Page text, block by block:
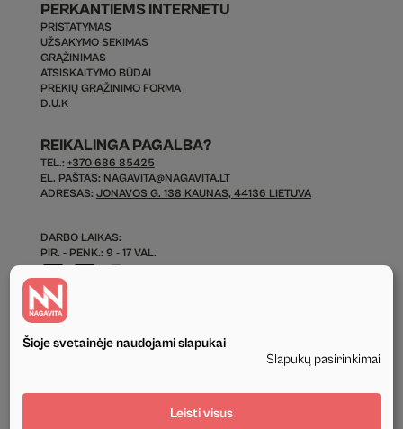
PERKANTIEMS INTERNETU
PRISTATYMAS
UŽSAKYMO SEKIMAS
GRĄŽINIMAS
ATSISKAITYMO BŪDAI
PREKIŲ GRĄŽINIMO FORMA
D.U.K
REIKALINGA PAGALBA?
TEL.: +370 686 85425
EL. PAŠTAS: NAGAVITA@NAGAVITA.LT
ADRESAS: JONAVOS G. 138 KAUNAS, 44136 LIETUVA
DARBO LAIKAS:
PIR. - PENK.: 9 - 17 VAL.
© 2026 Visos Teisės Saugomos.
Šioje svetainėje naudojami slapukai
Slapukų pasirinkimai
Leisti visus